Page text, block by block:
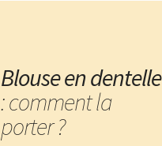
Blouse en dentelle
: comment la
porter ?